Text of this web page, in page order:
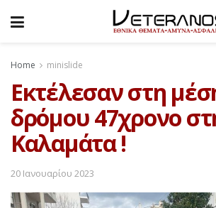
Home minislide
Εκτέλεσαν στη
δρόμου 47χρονο
Καλαμάτα !
20 Ιανουαρίου 2023